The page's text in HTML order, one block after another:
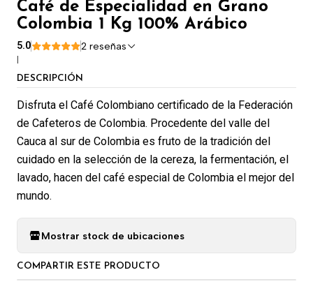
Café de Especialidad en Grano
Colombia 1 Kg 100% Arábico
5.0 2 reseñas
|
DESCRIPCIÓN
Disfruta el Café Colombiano certificado de la Federación
de Cafeteros de Colombia. Procedente del valle del
Cauca al sur de Colombia es fruto de la tradición del
cuidado en la selección de la cereza, la fermentación, el
lavado, hacen del café especial de Colombia el mejor del
mundo.
Mostrar stock de ubicaciones
COMPARTIR ESTE PRODUCTO